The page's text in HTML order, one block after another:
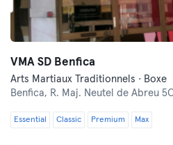
VMA SD Benfica
Arts Martiaux Traditionnels · Boxe
Benfica, R. Maj. Neutel de Abreu
Essential Classic Premium Max